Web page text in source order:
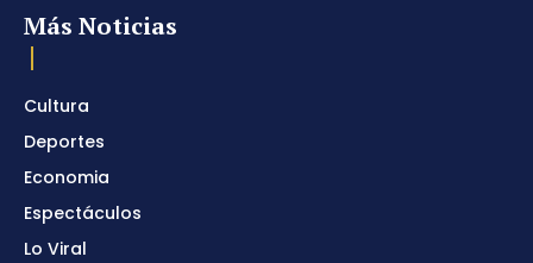
Más Noticias
Cultura
Deportes
Economia
Espectáculos
Lo Viral